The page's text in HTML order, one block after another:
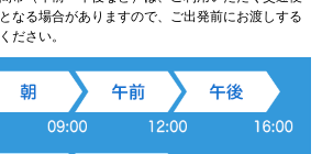
なる場合がありますので、ご出発前にお渡しする
ださい。